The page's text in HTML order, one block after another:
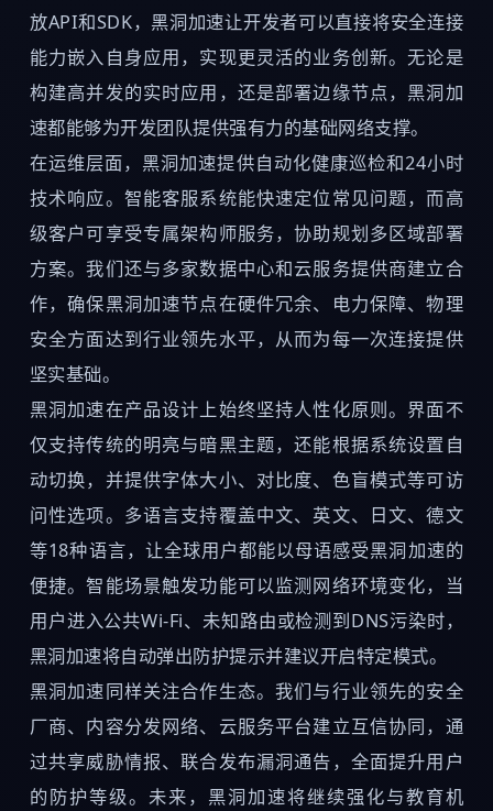
放API和SDK，黑洞加速让开发者可以直接将安全连接
能力嵌入自身应用，实现更灵活的业务创新。无论是
构建高并发的实时应用，还是部署边缘节点，黑洞加
速都能够为开发团队提供强有力的基础网络支撑。
在运维层面，黑洞加速提供自动化健康巡检和24小时
技术响应。智能客服系统能快速定位常见问题，而高
级客户可享受专属架构师服务，协助规划多区域部署
方案。我们还与多家数据中心和云服务提供商建立合
作，确保黑洞加速节点在硬件冗余、电力保障、物理
安全方面达到行业领先水平，从而为每一次连接提供
坚实基础。
黑洞加速在产品设计上始终坚持人性化原则。界面不
仅支持传统的明亮与暗黑主题，还能根据系统设置自
动切换，并提供字体大小、对比度、色盲模式等可访
问性选项。多语言支持覆盖中文、英文、日文、德文
等18种语言，让全球用户都能以母语感受黑洞加速的
便捷。智能场景触发功能可以监测网络环境变化，当
用户进入公共Wi-Fi、未知路由或检测到DNS污染时，
黑洞加速将自动弹出防护提示并建议开启特定模式。
黑洞加速同样关注合作生态。我们与行业领先的安全
厂商、内容分发网络、云服务平台建立互信协同，通
过共享威胁情报、联合发布漏洞通告，全面提升用户
的防护等级。未来，黑洞加速将继续强化与教育机